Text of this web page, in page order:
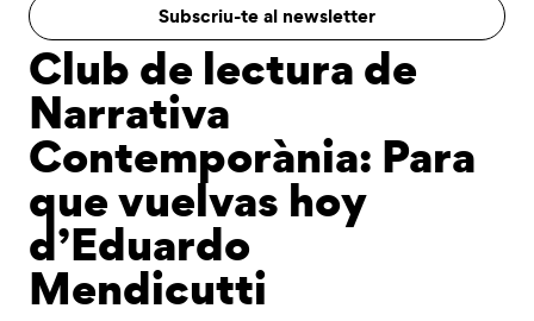
Subscriu-te al newsletter
Club de lectura de
Narrativa
Contemporània: Para
que vuelvas hoy
d’Eduardo
Mendicutti